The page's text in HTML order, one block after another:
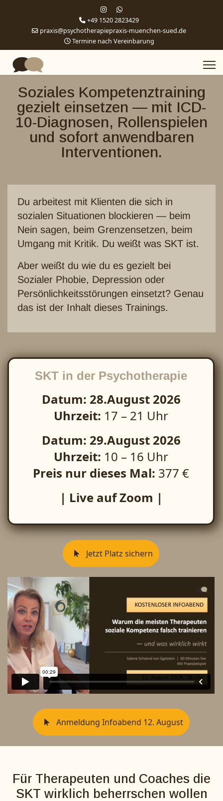
+49 1520 2823429
praxis@psychotherapiepraxis-muenchen-sued.de
Termine nach Vereinbarung
Soziales Kompetenztraining
gezielt einsetzen — mit ICD-
10-Diagnosen, Rollenspielen
und sofort anwendbaren
Interventionen.
Du arbeitest mit Klienten die sich in
sozialen Situationen blockieren — beim
Nein sagen, beim Grenzensetzen, beim
Umgang mit Kritik. Du weißt was SKT ist.
Aber weißt du wie du es gezielt bei
Sozialer Phobie, Depression oder
Persönlichkeitsstörungen einsetzt? Genau
das ist der Inhalt dieses Trainings.
SKT in der Psychotherapie
Datum: 28.August 2026
Uhrzeit: 17 – 21 Uhr
Datum: 29.August 2026
Uhrzeit: 10 – 16 Uhr
Preis nur dieses Mal: 377 €
| Live auf Zoom |
Jetzt Platz sichern
Anmeldung Infoabend 12. August
Für Therapeuten und Coaches die
SKT wirklich beherrschen wollen